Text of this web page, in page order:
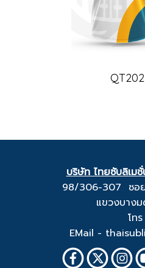
บริษัท ไทยซับลิเม
98/306-307 ซอย
แขวงบาง
โท
EMail -